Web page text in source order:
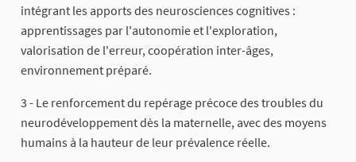
intégrant les apports des neurosciences cognitives :
apprentissages par l'autonomie et l'exploration,
valorisation de l'erreur, coopération inter-âges,
environnement préparé.
3 - Le renforcement du repérage précoce des troubles du
neurodéveloppement dès la maternelle, avec des moyens
humains à la hauteur de leur prévalence réelle.